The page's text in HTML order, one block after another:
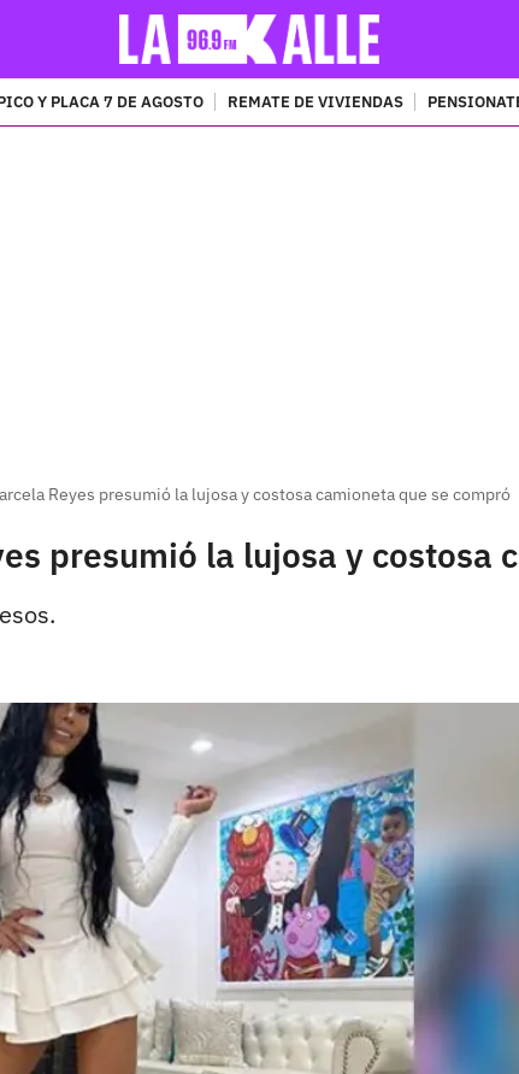
Y PLACA 7 DE AGOSTO REMATE DE VIVIENDAS
Reyes presumió la lujosa y costosa camioneta que se compró
presumió la lujosa y costosa